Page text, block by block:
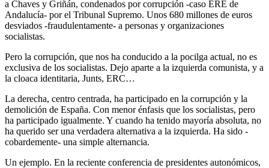
a Chaves y Griñán, condenados por corrupción -caso ERE de
Andalucía- por el Tribunal Supremo. Unos 680 millones de euros
desviados -fraudulentamente- a personas y organizaciones
socialistas.
Pero la corrupción, que nos ha conducido a la pocilga actual, no es
exclusiva de los socialistas. Dejo aparte a la izquierda comunista, y a
la cloaca identitaria, Junts, ERC…
La derecha, centro centrada, ha participado en la corrupción y la
demolición de España. Con menor énfasis que los socialistas, pero
ha participado igualmente. Y cuando ha tenido mayoría absoluta, no
ha querido ser una verdadera alternativa a la izquierda. Ha sido -
cobardemente- una simple alternancia.
Un ejemplo. En la reciente conferencia de presidentes autonómicos,